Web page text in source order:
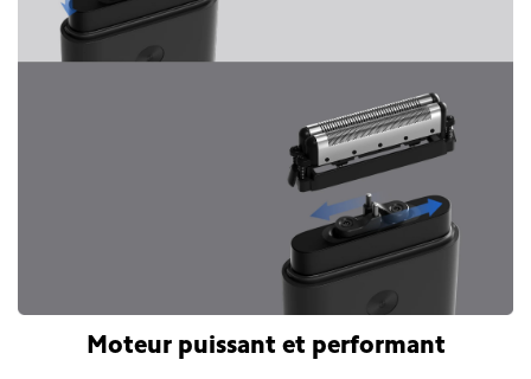
Moteur puissant et performant